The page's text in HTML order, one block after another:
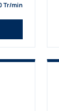
Tr/min